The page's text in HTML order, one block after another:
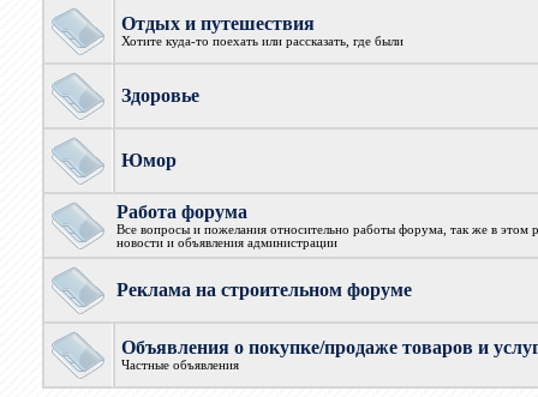
Отдых и путешествия
Хотите куда-то поехать или рассказать, где были
Здоровье
Юмор
Работа форума
Все вопросы и пожелания относительно работы форума, так же в этом
новости и объявления администрации
Реклама на строительном форуме
Объявления о покупке/продаже товаров и
Частные объявления